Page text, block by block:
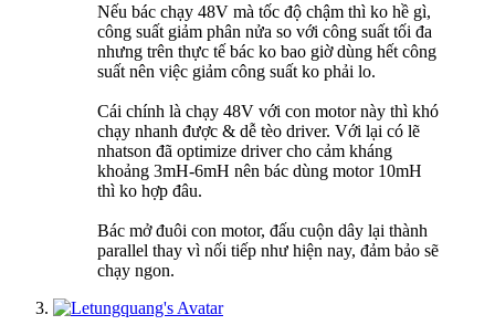
Nếu bác chạy 48V mà tốc độ chậm thì ko hề gì,
công suất giảm phân nửa so với công suất tối đa
nhưng trên thực tế bác ko bao giờ dùng hết công
suất nên việc giảm công suất ko phải lo.
Cái chính là chạy 48V với con motor này thì khó
chạy nhanh được & dễ tèo driver. Với lại có lẽ
nhatson đã optimize driver cho cảm kháng
khoảng 3mH-6mH nên bác dùng motor 10mH
thì ko hợp đâu.
Bác mở đuôi con motor, đấu cuộn dây lại thành
parallel thay vì nối tiếp như hiện nay, đảm bảo sẽ
chạy ngon.